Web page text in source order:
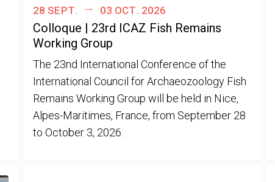
28 sept. 03 oct. 2026
Colloque | 23rd ICAZ Fish Remains
Working Group
The 23nd International Conference of the
International Council for Archaeozoology Fish
Remains Working Group will be held in Nice,
Alpes-Maritimes, France, from September 28
to October 3, 2026.